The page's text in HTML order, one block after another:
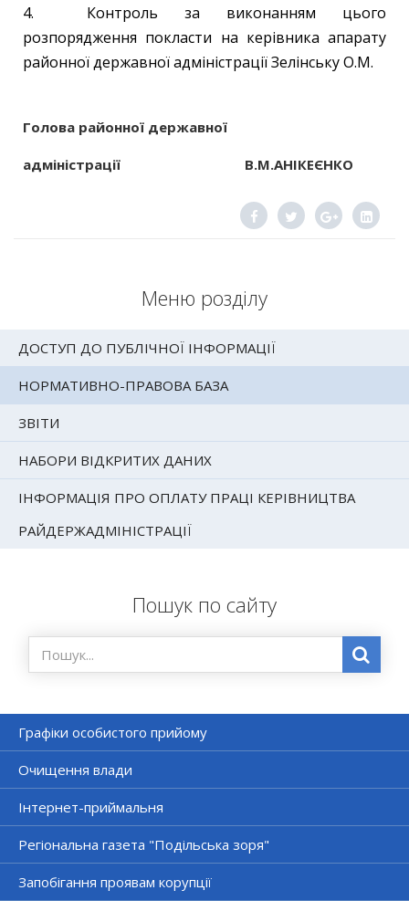
Меню розділу
ДОСТУП ДО ПУБЛІЧНОЇ ІНФОРМАЦІЇ
НОРМАТИВНО-ПРАВОВА БАЗА
ЗВІТИ
НАБОРИ ВІДКРИТИХ ДАНИХ
ІНФОРМАЦІЯ ПРО ОПЛАТУ ПРАЦІ КЕРІВНИЦТВА
РАЙДЕРЖАДМІНІСТРАЦІЇ
Пошук по сайту
Графіки особистого прийому
Очищення влади
Інтернет-приймальня
Регіональна газета "Подільська зоря"
Запобігання проявам корупції
4. Контроль за виконанням цього
розпорядження покласти на керівника апарату
районної державної адміністрації Зелінську О.М.
Голова районної державної
адміністрації В.М.АНІКЕЄНКО